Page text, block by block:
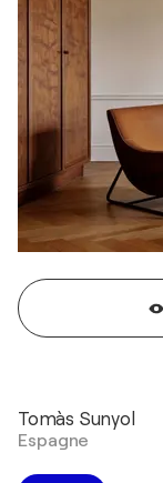
Tomàs Sunyol
Espagne